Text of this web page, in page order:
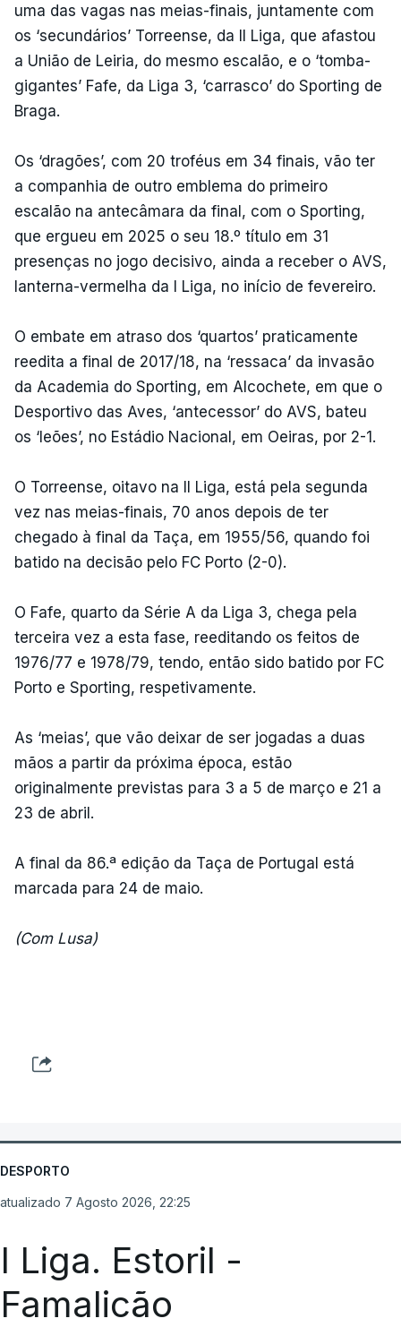
uma das vagas nas meias-finais, juntamente com
os ‘secundários’ Torreense, da II Liga, que afastou
a União de Leiria, do mesmo escalão, e o ‘tomba-
gigantes’ Fafe, da Liga 3, ‘carrasco’ do Sporting de
Braga.
Os ‘dragões’, com 20 troféus em 34 finais, vão ter
a companhia de outro emblema do primeiro
escalão na antecâmara da final, com o Sporting,
que ergueu em 2025 o seu 18.º título em 31
presenças no jogo decisivo, ainda a receber o AVS,
lanterna-vermelha da I Liga, no início de fevereiro.
O embate em atraso dos ‘quartos’ praticamente
reedita a final de 2017/18, na ‘ressaca’ da invasão
da Academia do Sporting, em Alcochete, em que o
Desportivo das Aves, ‘antecessor’ do AVS, bateu
os ‘leões’, no Estádio Nacional, em Oeiras, por 2-1.
O Torreense, oitavo na II Liga, está pela segunda
vez nas meias-finais, 70 anos depois de ter
chegado à final da Taça, em 1955/56, quando foi
batido na decisão pelo FC Porto (2-0).
O Fafe, quarto da Série A da Liga 3, chega pela
terceira vez a esta fase, reeditando os feitos de
1976/77 e 1978/79, tendo, então sido batido por FC
Porto e Sporting, respetivamente.
As ‘meias’, que vão deixar de ser jogadas a duas
mãos a partir da próxima época, estão
originalmente previstas para 3 a 5 de março e 21 a
23 de abril.
A final da 86.ª edição da Taça de Portugal está
marcada para 24 de maio.
(Com Lusa)
DESPORTO
atualizado 7 Agosto 2026, 22:25
I Liga. Estoril -
Famalicão